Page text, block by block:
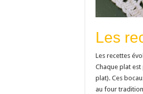
Les
Les recettes
Chaque plat
plat). Ces
au four